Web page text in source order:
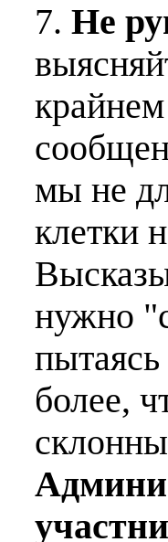
7. Не
мы не
клетки
нужно
более,